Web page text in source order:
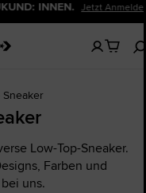
Jetzt Anmelden!
Keine
artikel
Low-Top-Sneaker.
Farben und
uns.